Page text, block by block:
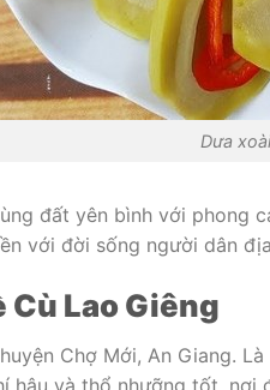
Dưa
đất yên bình với phong
với đời sống người dân
Lao Giêng
Chợ Mới, An Giang.
hậu và thổ nhưỡng tốt, nơi